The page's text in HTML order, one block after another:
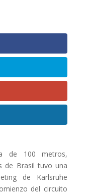
de 100 metros,
de Brasil tuvo una
de Karlsruhe
del circuito